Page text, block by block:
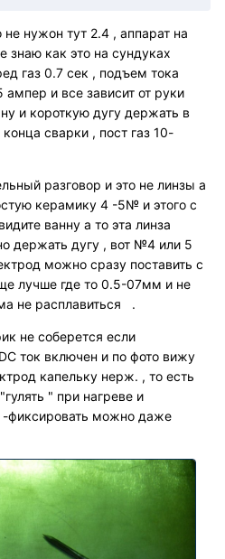
нужон тут 2.4 , аппарат на
знаю как это на сундуках
газ 0.7 сек , подъем тока
и все зависит от руки
и короткую дугу держать в
сварки , пост газ 10-
разговор и это не линзы а
керамику 4 -5№ и этого с
ванну а то эта линза
держать дугу , вот №4 или 5
можно сразу поставить с
лучше где то 0.5-07мм и не
не расплавиться .
не соберется если
ток включен и по фото вижу
капельку нерж. , то есть
" при нагреве и
-фиксировать можно даже